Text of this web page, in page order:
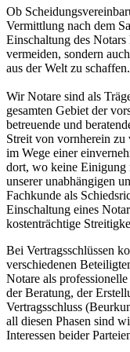
Ob
Vermittlung nach dem
Einschaltung des
vermeiden, sondern
aus der Welt zu schaffen.
Wir Notare sind als
gesamten Gebiet der
betreuende und
Streit von vornherein zu
im Wege einer
dort, wo keine Einigung
unserer unabhängigen
Fachkunde als
Einschaltung eines
kostenträchtige
Bei Vertragsschlüssen
verschiedenen
Notare als
der Beratung, der
Vertragsschluss
all diesen Phasen sind
Interessen beider